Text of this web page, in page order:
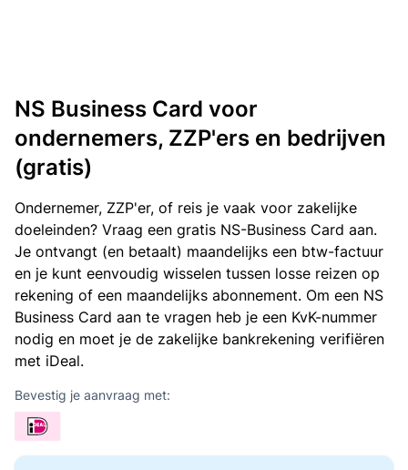
NS Business Card voor
ondernemers, ZZP'ers en bedrijven
(gratis)
Ondernemer, ZZP'er, of reis je vaak voor zakelijke
doeleinden? Vraag een gratis NS-Business Card aan.
Je ontvangt (en betaalt) maandelijks een btw-factuur
en je kunt eenvoudig wisselen tussen losse reizen op
rekening of een maandelijks abonnement. Om een NS
Business Card aan te vragen heb je een KvK-nummer
nodig en moet je de zakelijke bankrekening verifiëren
met iDeal.
Bevestig je aanvraag met: